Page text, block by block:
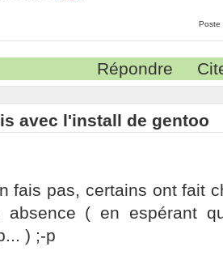
Poste
Répondre
avec l'install de gentoo
fais pas, certains ont fait
absence ( en espérant
) ;-p